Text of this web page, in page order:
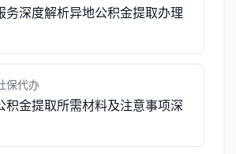
务深度解析异地公积金提取办理
保代办
积金提取所需材料及注意事项深